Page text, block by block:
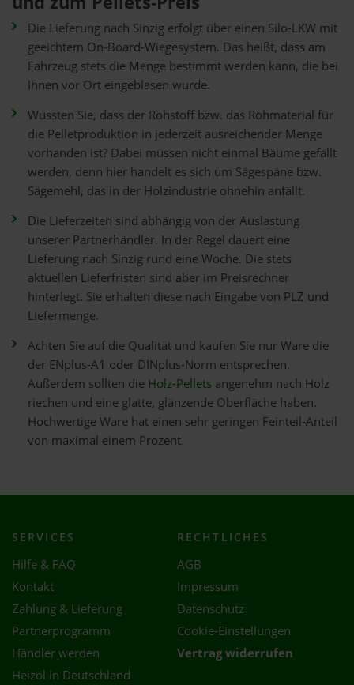
Die Lieferung nach Sinzig erfolgt über einen Silo-LKW mit
geeichtem On-Board-Wiegesystem. Das heißt, dass am
Fahrzeug stets die Menge bestimmt werden kann, die bei
Ihnen vor Ort eingeblasen wurde.
Wussten Sie, dass der Rohstoff bzw. das Rohmaterial für
die Pelletproduktion in jederzeit ausreichender Menge
vorhanden ist? Dabei müssen nicht einmal Bäume gefällt
werden, denn hier handelt es sich um Sägespäne bzw.
Sägemehl, das in der Holzindustrie ohnehin anfällt.
Die Lieferzeiten sind abhängig von der Auslastung
unserer Partnerhändler. In der Regel dauert eine
Lieferung nach Sinzig rund eine Woche. Die stets
aktuellen Lieferfristen sind aber im Preisrechner
hinterlegt. Sie erhalten diese nach Eingabe von PLZ und
Liefermenge.
Achten Sie auf die Qualität und kaufen Sie nur Ware die
der ENplus-A1 oder DINplus-Norm entsprechen.
Außerdem sollten die Holz-Pellets angenehm nach Holz
riechen und eine glatte, glänzende Oberfläche haben.
Hochwertige Ware hat einen sehr geringen Feinteil-Anteil
von maximal einem Prozent.
SERVICES
Hilfe & FAQ
Kontakt
Zahlung & Lieferung
Partnerprogramm
Händler werden
Heizöl in Deutschland
RECHTLICHES
AGB
Impressum
Datenschutz
Cookie-Einstellungen
Vertrag widerrufen